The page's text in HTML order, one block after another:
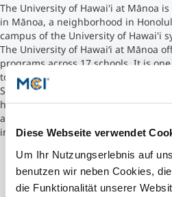
Diese Webseite verwendet
Um Ihr Nutzungserlebnis auf
benutzen wir neben Cookies,
die Funktionalität unserer
The University of Hawai'i at Mānoa
in Mānoa, a neighborhood in
campus of the University of Hawai'i
The University of Hawaiʻi at Mānoa
programs across 17 schools. It is
to be a member of four federal
Sea Grant, Space Grant, and Sun
have a strong focus on marine
aquaculture, tropical medicine as
intercultural relations, etc.